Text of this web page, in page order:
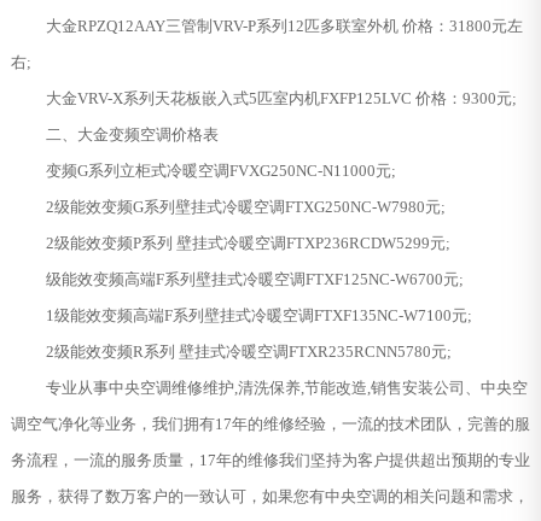
大金RPZQ12AAY三管制VRV-P系列12匹多联室外机 价格：31800元左
右;
大金VRV-X系列天花板嵌入式5匹室内机FXFP125LVC 价格：9300元;
二、大金变频空调价格表
变频G系列立柜式冷暖空调FVXG250NC-N11000元;
2级能效变频G系列壁挂式冷暖空调FTXG250NC-W7980元;
2级能效变频P系列 壁挂式冷暖空调FTXP236RCDW5299元;
级能效变频高端F系列壁挂式冷暖空调FTXF125NC-W6700元;
1级能效变频高端F系列壁挂式冷暖空调FTXF135NC-W7100元;
2级能效变频R系列 壁挂式冷暖空调FTXR235RCNN5780元;
专业从事中央空调维修维护,清洗保养,节能改造,销售安装公司、中央空
调空气净化等业务，我们拥有17年的维修经验，一流的技术团队，完善的服
务流程，一流的服务质量，17年的维修我们坚持为客户提供超出预期的专业
服务，获得了数万客户的一致认可，如果您有中央空调的相关问题和需求，